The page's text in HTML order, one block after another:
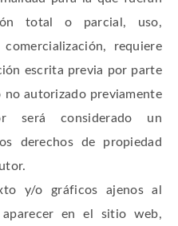
total o parcial, uso,
requiere
escrita previa por parte
no autorizado previamente
será considerado un
derechos de propiedad
y/o gráficos ajenos al
en el sitio web,